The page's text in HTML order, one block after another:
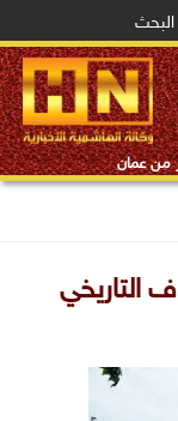
البحث
من عمان
التاريخي